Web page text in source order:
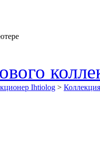
Ihtiolog >